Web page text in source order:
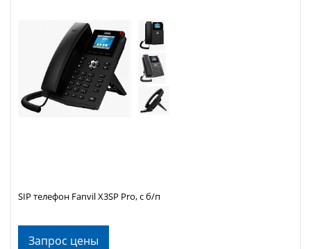
Запрос цены
SIP телефон Fanvil X3SP Pro, с б/п